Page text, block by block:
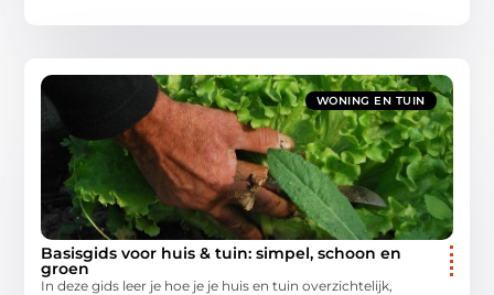
WONING EN TUIN
Basisgids voor huis & tuin: simpel, schoon en
groen
In deze gids leer je hoe je je huis en tuin overzichtelijk,